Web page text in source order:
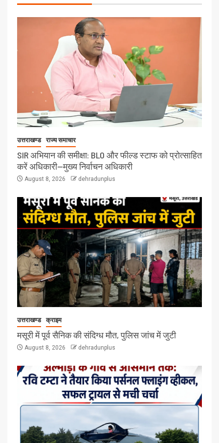
उत्तराखण्ड राज्य समाचार
SIR अभियान की समीक्षा: BLO और फील्ड स्टाफ को प्रोत्साहित
करें अधिकारी—मुख्य निर्वाचन अधिकारी
August 8, 2026 dehradunplus
उत्तराखण्ड क्राइम
मसूरी में पूर्व सैनिक की संदिग्ध मौत, पुलिस जांच में जुटी
August 8, 2026 dehradunplus